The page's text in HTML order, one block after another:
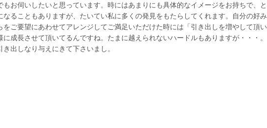
お伺いしたいと思っています。時にはあまりにも具体的なイメージをお持ちで、と
ることもありますが、たいてい私に多くの発見をもたらしてくれます。自分の好み
ご要望にあわせてアレンジしてご満足いただけた時には「引き出しを増やして頂い
成長させて頂いてるんですね。たまに越えられないハードルもありますが・・・。
出しなり与えにきて下さいまし。